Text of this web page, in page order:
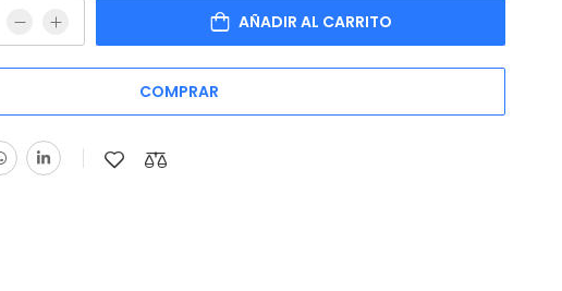
AÑADIR AL CARRITO
COMPRAR